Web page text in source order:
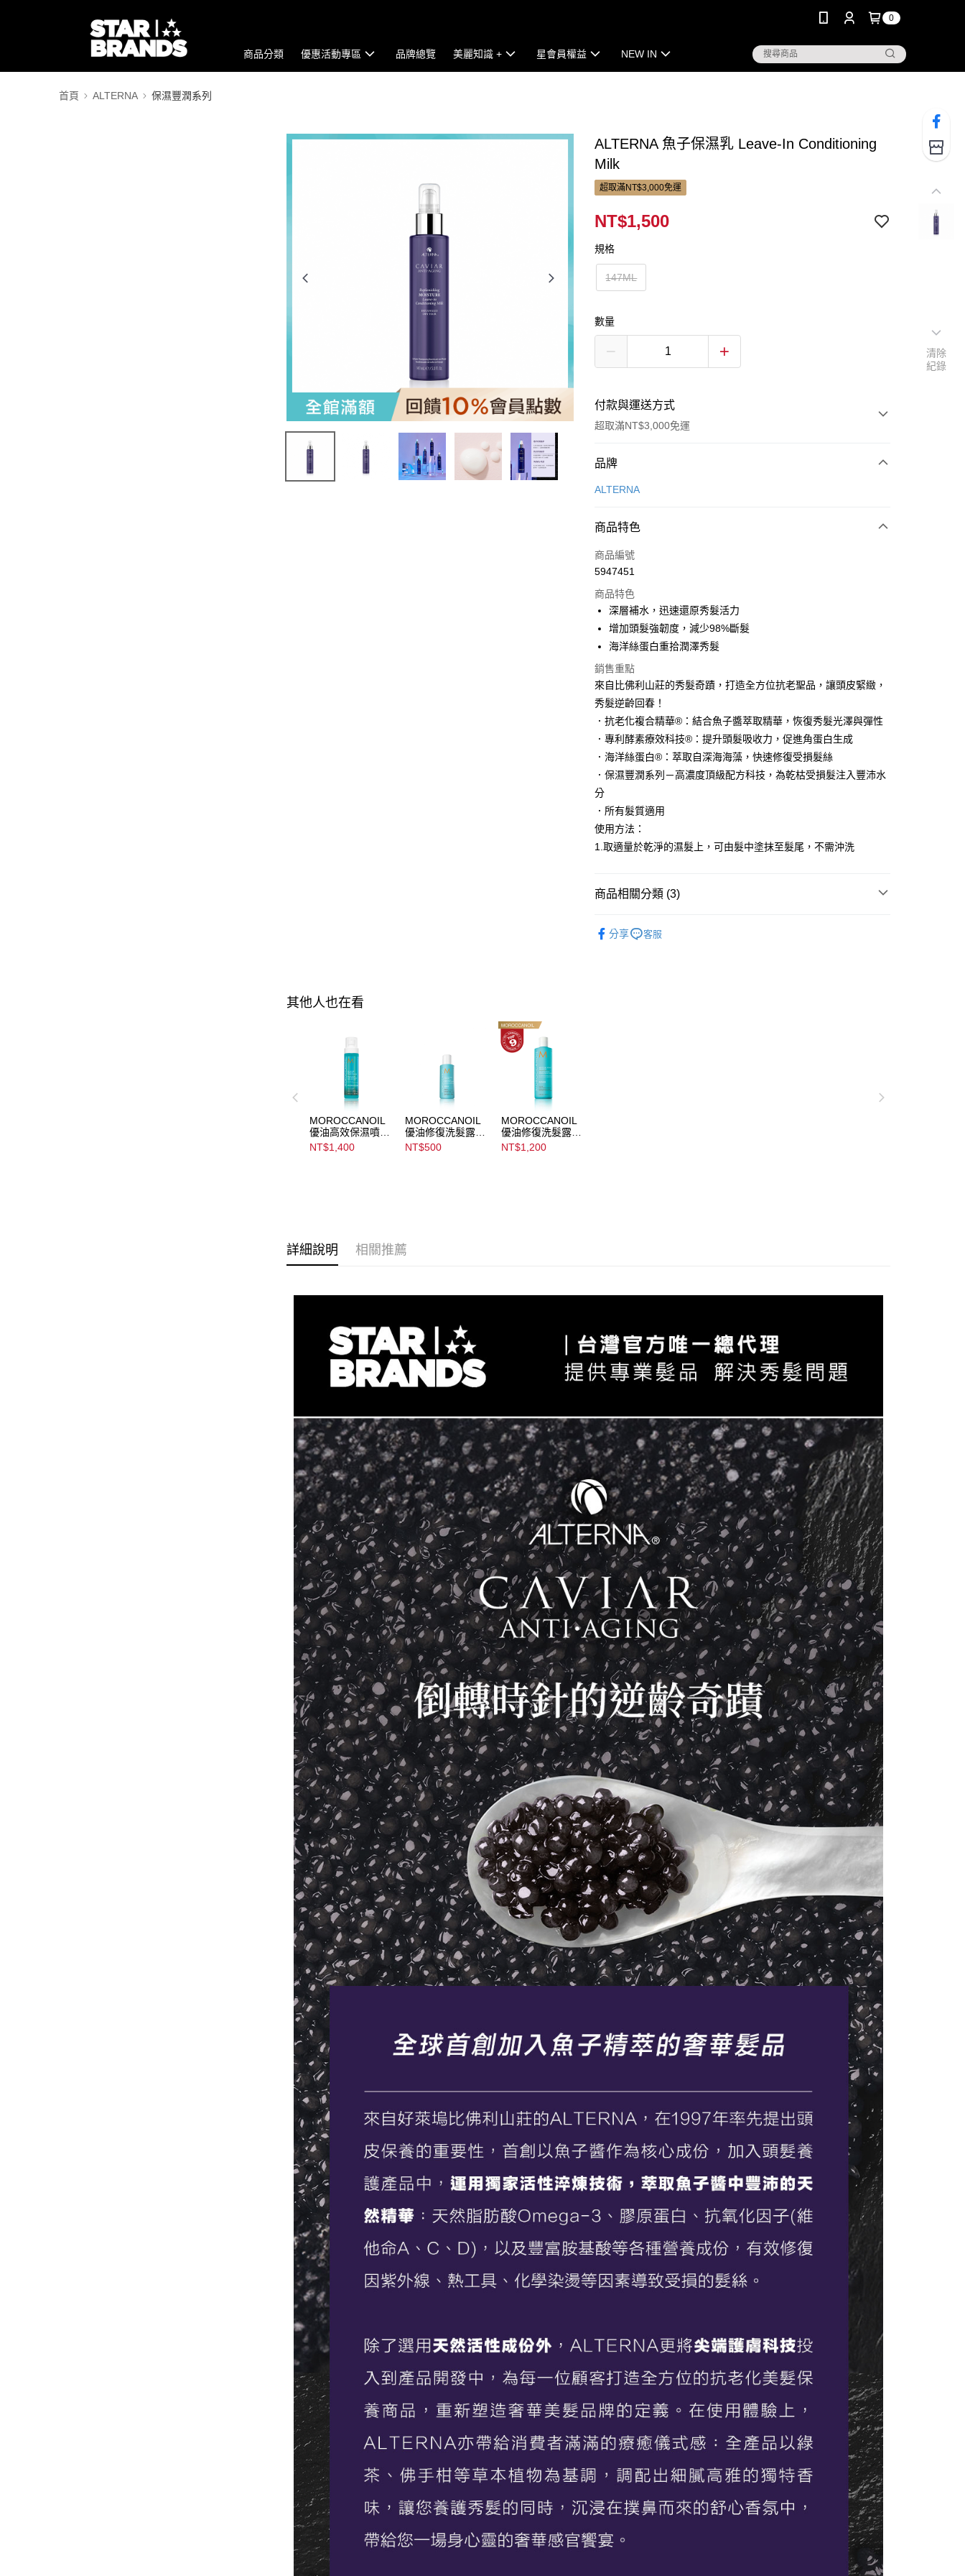
0
商品分類 優惠活動專區 品牌總覽 美麗知識 + 星會員權益 NEW IN
首頁 ALTERNA 保濕豐潤系列
ALTERNA 魚子保濕乳 Leave-In Conditioning
Milk
超取滿NT$3,000免運
NT$1,500
規格
147ML
數量
付款與運送方式
超取滿NT$3,000免運
付款方式
信用卡一次付款
街口支付
悠遊付
Google Pay
AFTEE先享後付
相關說明
【關於「AFTEE先享後付」】
AFTEE先享後付是「在收到商品之後才付款」的支付方式。 讓您購物簡單
便利好安心！
１．簡單：不需註冊會員、不需綁卡、不需儲值。
３．安心：先確認商品／服務後，再付款。
【「AFTEE先享後付」結帳流程】
１．於結帳方式選擇「AFTEE先享後付」後，將跳轉至「AFTEE先享後
付」結帳頁面，進行簡訊認證並確認金額後，即可完成結帳。
２．訂單成立數日內，您將收到繳費通知簡訊。
３．收到繳費通知簡訊後14天內，點擊此簡訊中的連結，可透過四大超商
／ATM／網路銀行／等多元方式進行付款，方視為交易完成。
※ 請注意：結帳手續完成當下不需立刻繳費，但若您需要取消訂單，請聯
※ 交易是否成功請以「AFTEE先享後付 」之結帳頁面顯示為準，若有關於
是否繳費成功／繳費後需取消欲退款等相關疑問，請聯繫「AFTEE先享後
【注意事項】
運送方式
付款後全家取貨
每筆NT$100，滿NT$3,000(含以上)免運費
付款後萊爾富取貨
付款後7-11取貨
每筆NT$100，滿NT$3,000(含以上)免運費
每筆NT$120，滿NT$3,000(含以上)免運費
每筆NT$320，滿NT$3,000(含以上)免運費
品牌
ALTERNA
商品特色
商品編號
5947451
商品特色
深層補水，迅速還原秀髮活力
增加頭髮強韌度，減少98%斷髮
海洋絲蛋白重拾潤澤秀髮
銷售重點
來自比佛利山莊的秀髮奇蹟，打造全方位抗老聖品，讓頭皮緊緻，
秀髮逆齡回春！
．抗老化複合精華®：結合魚子醬萃取精華，恢復秀髮光澤與彈性
．專利酵素療效科技®：提升頭髮吸收力，促進角蛋白生成
．海洋絲蛋白®：萃取自深海海藻，快速修復受損髮絲
．保濕豐潤系列－高濃度頂級配方科技，為乾枯受損髮注入豐沛水
分
．所有髮質適用
使用方法：
1.取適量於乾淨的濕髮上，可由髮中塗抹至髮尾，不需沖洗
商品相關分類 (3)
分享 客服
其他人也在看
MOROCCANOIL
優油高效保濕噴霧
All In One Leave
In Conditioner
NT$1,400
MOROCCANOIL
優油修復洗髮露
Moisture Repair
Shampoo
NT$500
MOROCCANOIL
優油修復洗髮露
Moisture Repair
Shampoo
NT$1,200
詳細說明 相關推薦
清除
紀錄